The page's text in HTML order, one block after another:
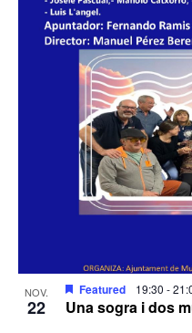
NOV.
22 Una sogra i dos
Featured 19:30 -